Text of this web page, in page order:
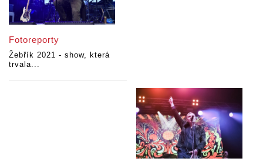
Fotoreporty
Žebřík 2021 - show, která
trvala...